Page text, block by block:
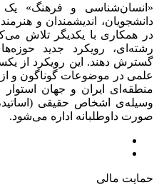
«انسان‌شناسی و فرهنگ» یک
دانشجویان، اندیشمندان و
در همکاری با یکدیگر تلاش
رشته‌ای، رویکرد جدید
گسترش دهند. این رویکرد از
علمی در موضوعات گوناگون و
منطقه‌ای ایران و جهان
وسیله‌ی اشخاص حقیقی
صورت داوطلبانه اداره می‌شود.
حمایت مالی